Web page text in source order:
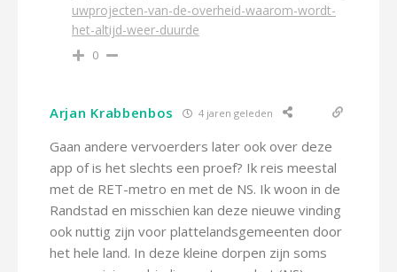
uwprojecten-van-de-overheid-waarom-wordt-
het-altijd-weer-duurde
0
Arjan Krabbenbos 4 jaren geleden
Gaan andere vervoerders later ook over deze
app of is het slechts een proef? Ik reis meestal
met de RET-metro en met de NS. Ik woon in de
Randstad en misschien kan deze nieuwe vinding
ook nuttig zijn voor plattelandsgemeenten door
het hele land. In deze kleine dorpen zijn soms